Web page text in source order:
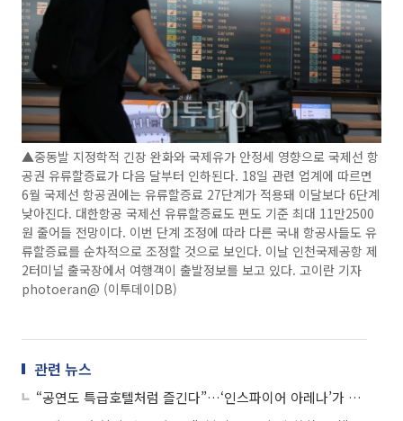
▲중동발 지정학적 긴장 완화와 국제유가 안정세 영향으로 국제선 항
공권 유류할증료가 다음 달부터 인하된다. 18일 관련 업계에 따르면
6월 국제선 항공권에는 유류할증료 27단계가 적용돼 이달보다 6단계
낮아진다. 대한항공 국제선 유류할증료도 편도 기준 최대 11만2500
원 줄어들 전망이다. 이번 단계 조정에 따라 다른 국내 항공사들도 유
류할증료를 순차적으로 조정할 것으로 보인다. 이날 인천국제공항 제
2터미널 출국장에서 여행객이 출발정보를 보고 있다. 고이란 기자
photoeran@ (이투데이DB)
관련 뉴스
“공연도 특급호텔처럼 즐긴다”…‘인스파이어 아레나’가 바꾸는 프리미엄 공연 문화